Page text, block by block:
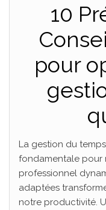
10
pour
La gestion du
fondamentale pour
professionnel
adaptées
notre productivité.